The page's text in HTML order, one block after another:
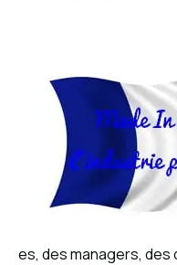
es, des managers,